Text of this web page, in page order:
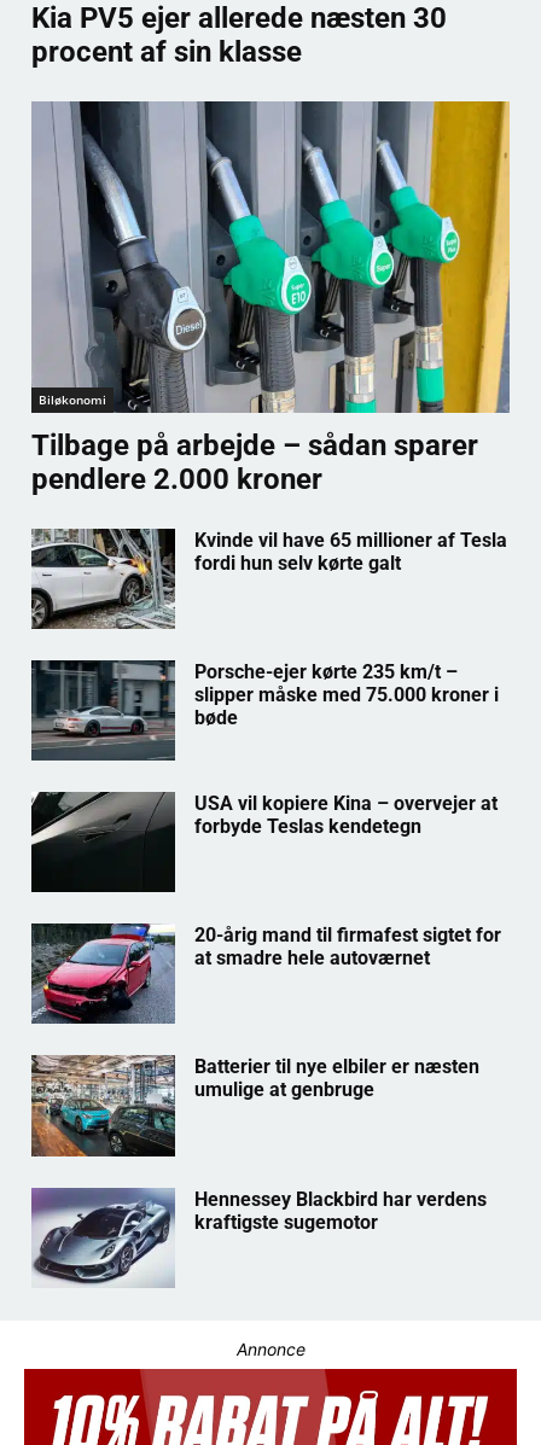
Kia PV5 ejer allerede næsten 30
procent af sin klasse
Biløkonomi
Tilbage på arbejde – sådan sparer
pendlere 2.000 kroner
Kvinde vil have 65 millioner af Tesla
fordi hun selv kørte galt
Porsche-ejer kørte 235 km/t –
slipper måske med 75.000 kroner i
bøde
USA vil kopiere Kina – overvejer at
forbyde Teslas kendetegn
20-årig mand til firmafest sigtet for
at smadre hele autoværnet
Batterier til nye elbiler er næsten
umulige at genbruge
Hennessey Blackbird har verdens
kraftigste sugemotor
Annonce